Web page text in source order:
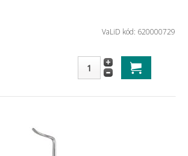
VaLiD kód: 620000729